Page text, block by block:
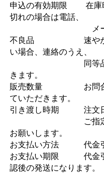
申込の有効期限 在庫時
切れの場合は電話、
メールにて連
不良品 速やかにお
い場合、連絡のうえ、
同等品と交換も
きます。
販売数量 お問合せに
ていただきます。
引き渡し時期 注文日
ご指定日がある
お願いします。
お支払い方法 代金引
お支払い期限 代金引
認後の発送になります。